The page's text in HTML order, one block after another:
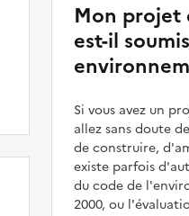
Mon projet
est-il
Si vous avez un
allez sans doute
de construire,
existe parfois
du code de
2000, ou